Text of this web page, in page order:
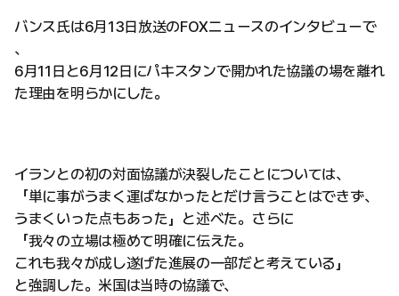
バンス氏は6月13日放送のFOXニュースのインタビューで
、
6月11日と6月12日にパキスタンで開かれた協議の場を離れ
た理由を明らかにした。
イランとの初の対面協議が決裂したことについては、
「単に事がうまく運ばなかったとだけ言うことはできず、
うまくいった点もあった」と述べた。さらに
「我々の立場は極めて明確に伝えた。
これも我々が成し遂げた進展の一部だと考えている」
と強調した。米国は当時の協議で、